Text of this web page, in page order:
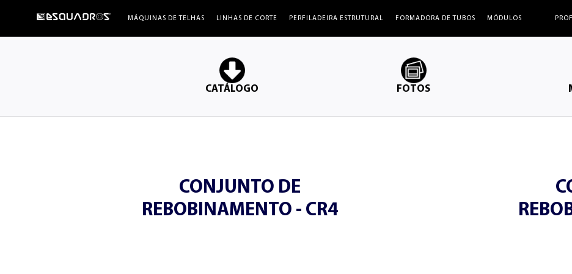
MÁQUINAS DE TELHAS LINHAS DE CORTE PERFILADEIRA ESTRUTURAL FORMADORA DE TUBOS MÓDULOS
ESQUADROS®
CATÁLOGO FOTOS
CONJUNTO DE
REBOBINAMENTO - CR4